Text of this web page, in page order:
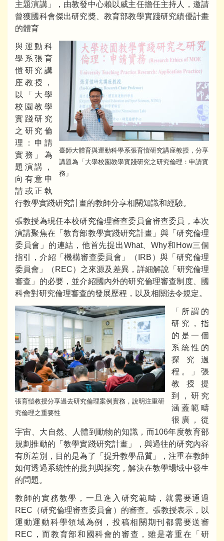
主題演講」，由教發中心賴以威主任擔任主持人，邀請
曾獲國科會傑出研究獎、教育部教學實踐研究績優計畫
的體育
臺師大體育與運動科學系張育愷研究講座教授，分享
講題為「大學校園教學實踐研究之研究倫理：申請實
務」
與運動科
學系張育
愷研究講
座教授，
以「大學
校園教學
實踐研究
之研究倫
理：申請
實務」為
題演講，
向有意申
請或正執
行教學實踐研究計畫的教師分享相關知識和經驗。
張教授為現任本校研究倫理審查委員會審查委員，本次
演講聚焦在「教育部教學實踐研究計畫」與「研究倫理
委員會」的連結，他首先提出What、Why和How三個
指引，介紹「機構審查委員會」（IRB）與「研究倫理
委員會」（REC）之來源及差異，詳細解說「研究倫理
審查」的必要，並介紹國內外的研究倫理審查制度、國
科會對研究倫理審查的發展歷程，以及相關法令規定。
張育愷教授分享過去研究倫理案例實務，說明注重研
究倫理之重要性
「所謂的
研究，指
的是一個
系統性的
探究過
程。」張
教授提
到，研究
涵蓋範疇
很廣，從
宇宙、大自然、人體到動物的知識，而106年度教育部
規劃推動的「教學實踐研究計畫」，與過往的研究內容
有所差別，目的是為了「提升教學品質」，注重在教師
如何透過系統性的批判與探究，解決在教學場域中發生
的問題。
教師的實務教學，一旦進入研究範疇，就需要通過
REC（研究倫理審查委員會）的審查。張教授表示，以
運動運動科學領域為例，投稿相關期刊都需要送審
REC，而教育部和國科會的審查，雖是著重在「研